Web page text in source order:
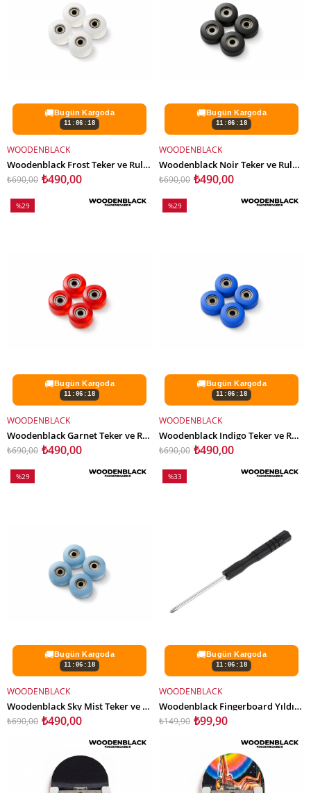
🚚Bugün Kargoda
11:06:16
SEPETE EKLE
WOODENBLACK
Woodenblack Frost Teker ve Rulman Set
₺490,00
₺690,00
🚚Bugün Kargoda
11:06:16
SEPETE EKLE
WOODENBLACK
Woodenblack Noir Teker ve Rulman Set
₺490,00
₺690,00
🚚Bugün Kargoda
11:06:16
SEPETE EKLE
%29
WOODENBLACK
Woodenblack Garnet Teker ve Rulman Set
₺490,00
₺690,00
🚚Bugün Kargoda
11:06:16
SEPETE EKLE
%29
WOODENBLACK
Woodenblack Indigo Teker ve Rulman Set
₺490,00
₺690,00
🚚Bugün Kargoda
11:06:16
SEPETE EKLE
%29
WOODENBLACK
Woodenblack Sky Mist Teker ve Rulman Set
₺490,00
₺690,00
🚚Bugün Kargoda
11:06:16
SEPETE EKLE
%33
WOODENBLACK
Woodenblack Fingerboard Yıldız Tornavida
₺99,90
₺149,90